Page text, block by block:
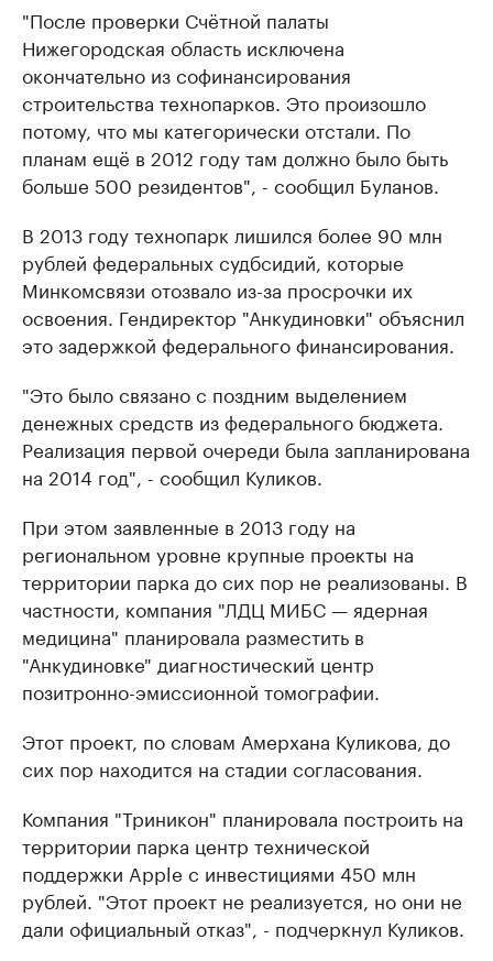
"После проверки Счётной палаты
Нижегородская область исключена
окончательно из софинансирования
строительства технопарков. Это произошло
потому, что мы категорически отстали. По
планам ещё в 2012 году там должно было быть
больше 500 резидентов", - сообщил Буланов.
В 2013 году технопарк лишился более 90 млн
рублей федеральных судбсидий, которые
Минкомсвязи отозвало из-за просрочки их
освоения. Гендиректор "Анкудиновки" объяснил
это задержкой федерального финансирования.
"Это было связано с поздним выделением
денежных средств из федерального бюджета.
Реализация первой очереди была запланирована
на 2014 год", - сообщил Куликов.
При этом заявленные в 2013 году на
региональном уровне крупные проекты на
территории парка до сих пор не реализованы. В
частности, компания "ЛДЦ МИБС — ядерная
медицина" планировала разместить в
"Анкудиновке" диагностический центр
позитронно-эмиссионной томографии.
Этот проект, по словам Амерхана Куликова, до
сих пор находится на стадии согласования.
Компания "Триникон" планировала построить на
территории парка центр технической
поддержки Apple с инвестициями 450 млн
рублей. "Этот проект не реализуется, но они не
дали официальный отказ", - подчеркнул Куликов.